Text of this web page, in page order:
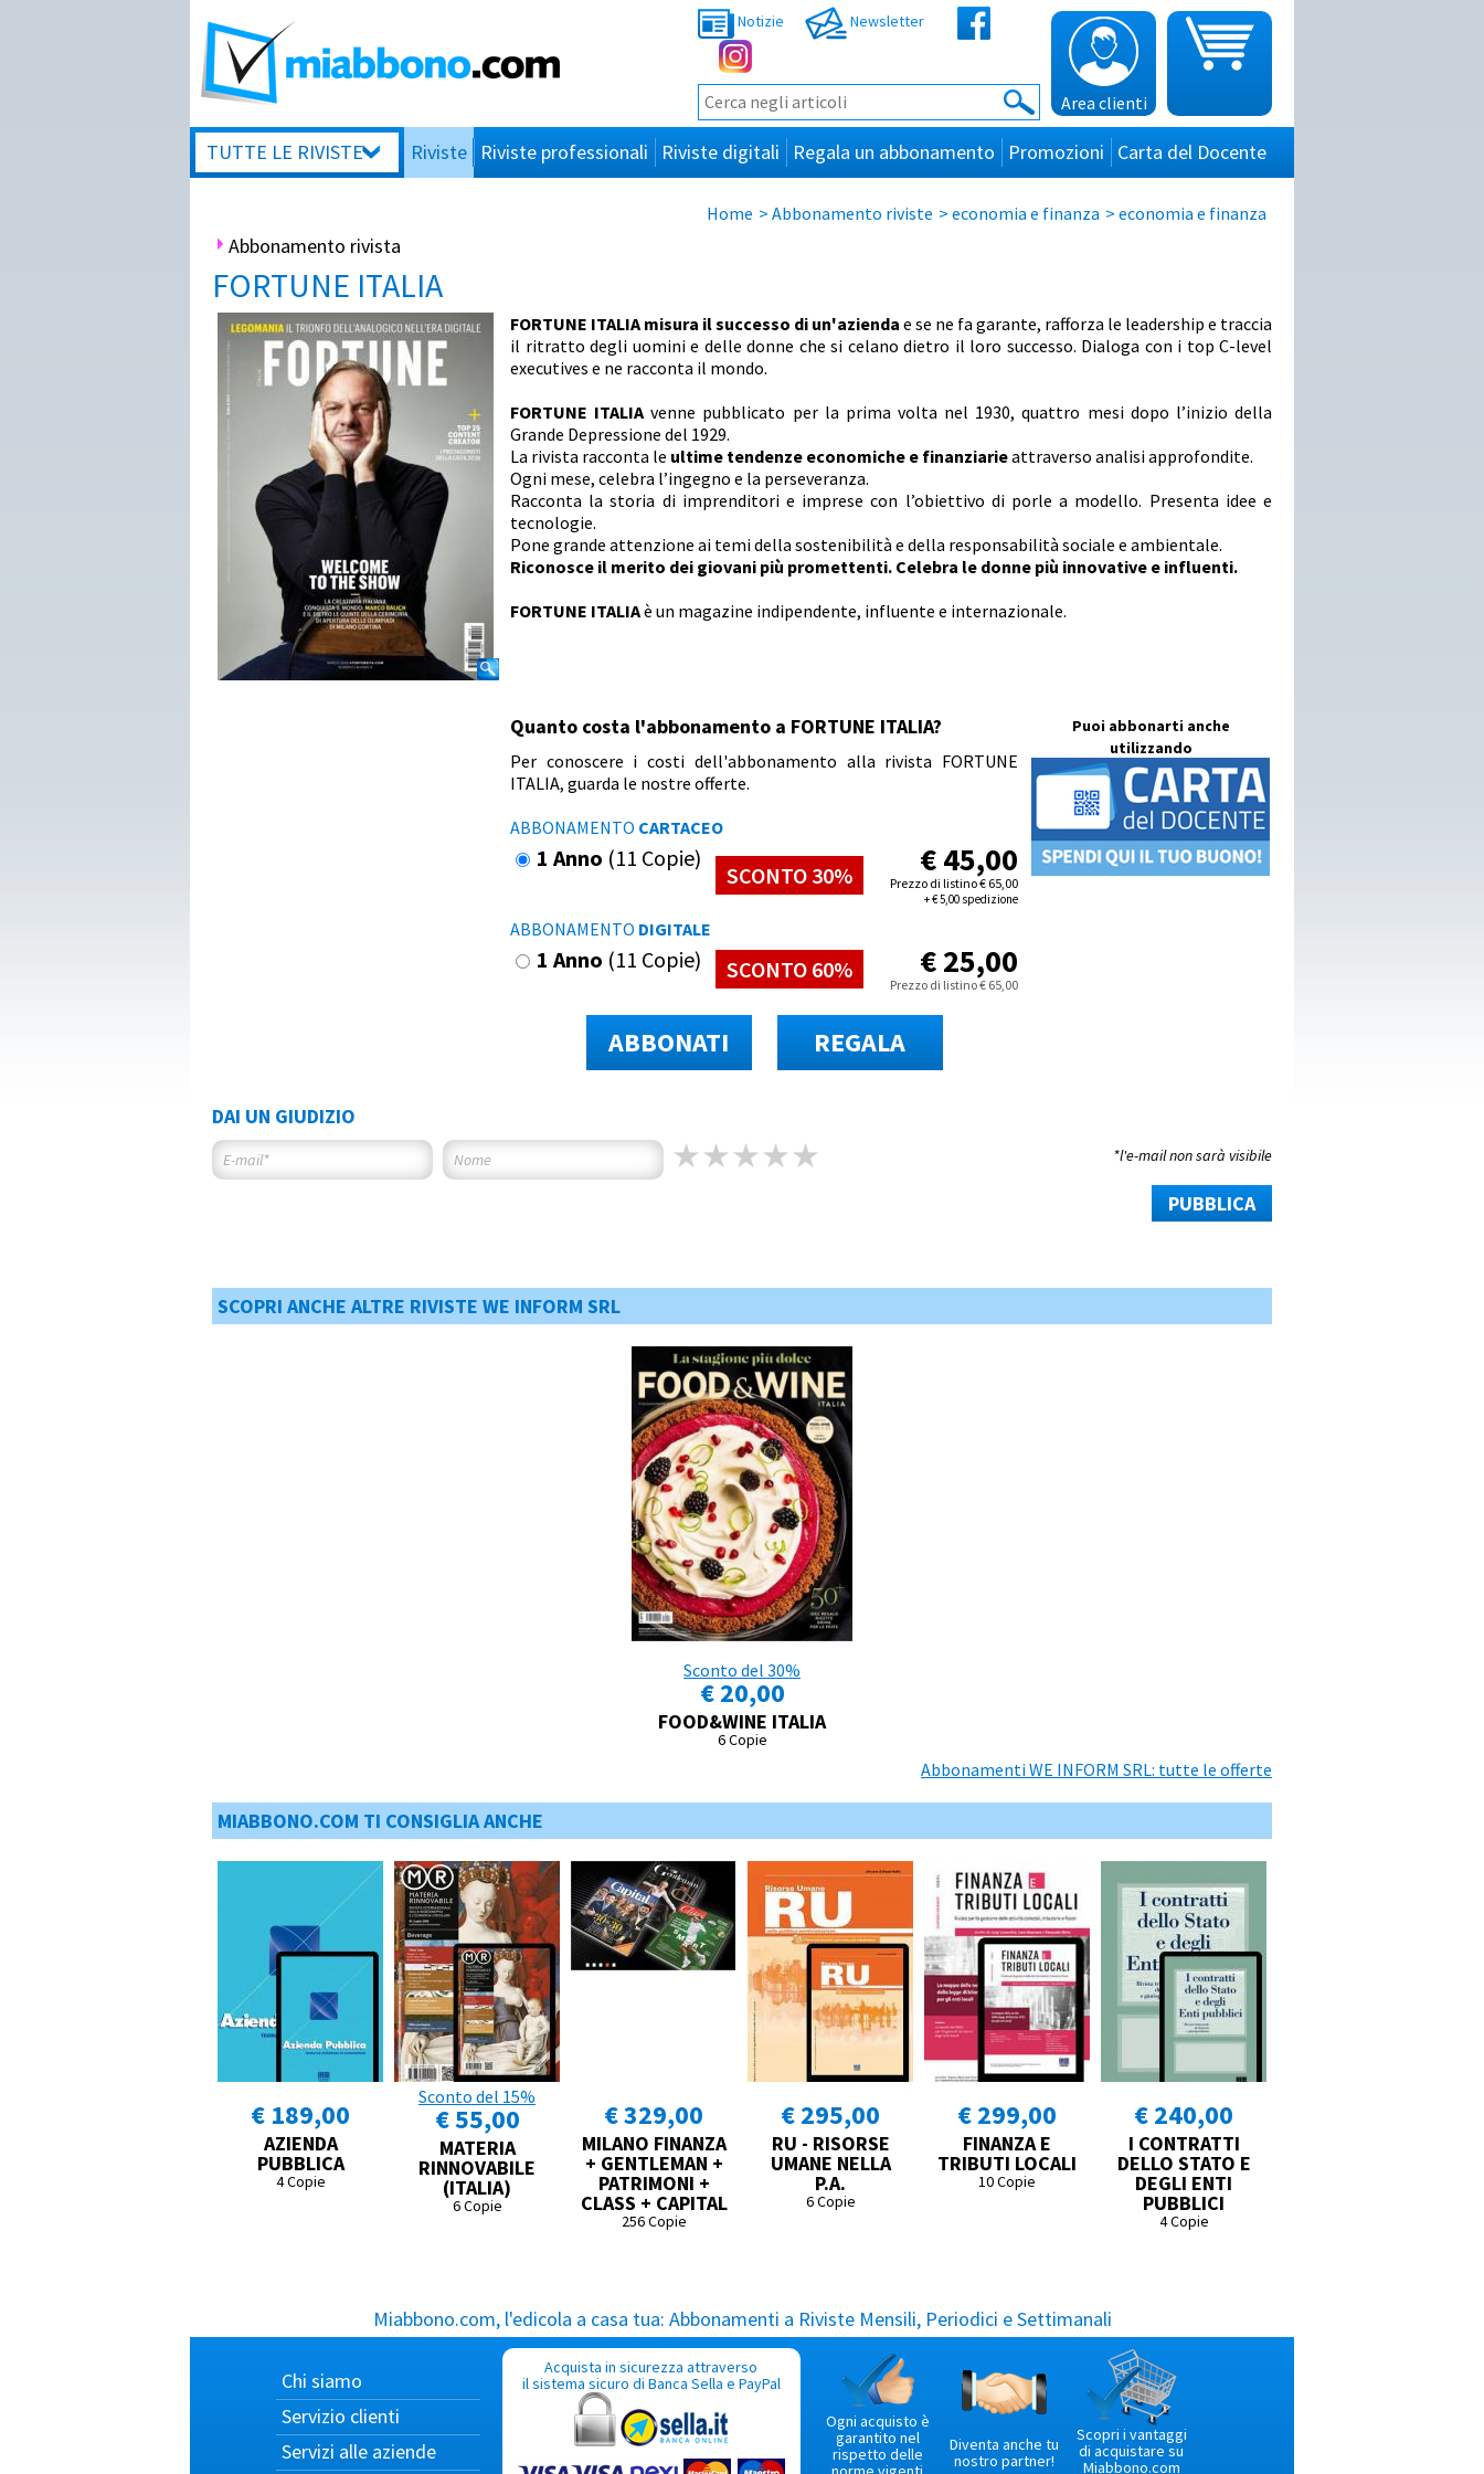
Notizie Newsletter
Area clienti
TUTTE LE RIVISTE Riviste Riviste professionali Riviste digitali Regala un abbonamento Promozioni Carta del Docente
Home > Abbonamento riviste > economia e finanza > economia e finanza
Abbonamento rivista
FORTUNE ITALIA
FORTUNE ITALIA misura il successo di un'azienda e se ne fa garante, rafforza le leadership e traccia
il ritratto degli uomini e delle donne che si celano dietro il loro successo. Dialoga con i top C-level
executives e ne racconta il mondo.
FORTUNE ITALIAvenne pubblicato per la prima volta nel 1930, quattro mesi dopo l’inizio della
Grande Depressione del 1929.
La rivista racconta le ultime tendenze economiche e finanziarieattraverso analisi approfondite.
Ogni mese, celebra l’ingegno e la perseveranza.
Racconta la storia di imprenditori e imprese con l’obiettivo di porle a modello. Presenta idee e
tecnologie.
Pone grande attenzione ai temi della sostenibilità e della responsabilità sociale e ambientale.
Riconosce il merito dei giovani più promettenti. Celebra le donne più innovative e influenti.
FORTUNE ITALIAè un magazine indipendente, influente e internazionale.
Quanto costa l'abbonamento a FORTUNE ITALIA?
Per conoscere i costi dell'abbonamento alla rivista FORTUNE
ITALIA, guarda le nostre offerte.
ABBONAMENTO CARTACEO
1 Anno (11 Copie)
SCONTO 30% €45,00
Prezzo di listino€ 65,00
+€5,00 spedizione
ABBONAMENTO DIGITALE
1 Anno (11 Copie) SCONTO 60% €25,00
Prezzo di listino€ 65,00
ABBONATI REGALA
Puoi abbonarti anche
utilizzando
DAI UN GIUDIZIO
*l'e-mail non sarà visibile
PUBBLICA
SCOPRI ANCHE ALTRE RIVISTE WE INFORM SRL
Sconto del 30%
€ 20,00
FOOD&WINE ITALIA
6 Copie
Abbonamenti WE INFORM SRL: tutte le offerte
MIABBONO.COM TI CONSIGLIA ANCHE
€ 189,00
AZIENDA
PUBBLICA
4 Copie
Sconto del 15%
€ 55,00
MATERIA
RINNOVABILE
(ITALIA)
6 Copie
€ 329,00
MILANO FINANZA
+ GENTLEMAN +
PATRIMONI +
CLASS + CAPITAL
256 Copie
€ 295,00
RU - RISORSE
UMANE NELLA
P.A.
6 Copie
€ 299,00
FINANZA E
TRIBUTI LOCALI
10 Copie
€ 240,00
I CONTRATTI
DELLO STATO E
DEGLI ENTI
PUBBLICI
4 Copie
Miabbono.com, l'edicola a casa tua: Abbonamenti a Riviste Mensili, Periodici e Settimanali
Chi siamo
Servizio clienti
Servizi alle aziende
Acquista in sicurezza attraverso
il sistema sicuro di Banca Sella e PayPal
Ogni acquisto è
garantito nel
rispetto delle
Diventa anche tu
nostro partner!
Scopri i vantaggi
di acquistare su
Miabbono.com